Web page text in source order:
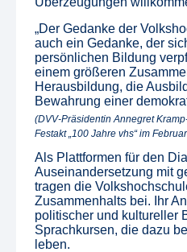
„Der Gedanke der
auch ein Gedanke, der
persönlichen Bildung
einem größeren
Herausbildung, die
Bewahrung einer
(DVV-Präsidentin Annegret
Festakt „100 Jahre vhs“ im
Als Plattformen für den
Auseinandersetzung mit
tragen die
Zusammenhalts bei. Ihr
politischer und kultureller
Sprachkursen, die dazu
leben.